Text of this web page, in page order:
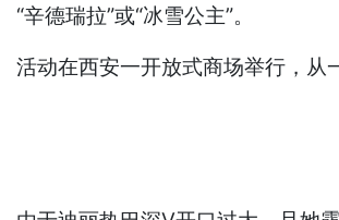
“辛德瑞拉”或“冰雪公主”。
活动在西安一开放式商场举行，从